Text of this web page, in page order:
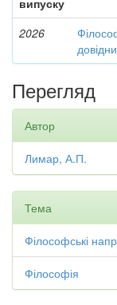
випуску
2026
Перегляд
Автор
Лимар, А.П.
Тема
Філософські
Філософія